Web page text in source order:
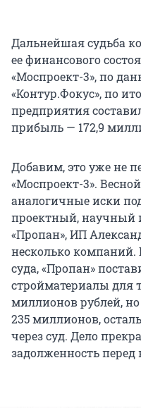
Дальнейшая судьба
ее финансового
«Моспроект-3», по
«Контур.Фокус», по
предприятия
прибыль — 172,9
Добавим, это уже не
«Моспроект-3».
аналогичные иски
проектный, научный
«Пропан», ИП
несколько компаний.
суда, «Пропан»
стройматериалы для
миллионов рублей,
235 миллионов,
через суд. Дело
задолженность